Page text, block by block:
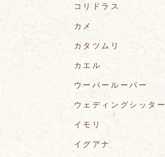
コリドラス
カメ
カタツムリ
カエル
ウーパールーパー
ウェディングシッター
イモリ
イグアナ